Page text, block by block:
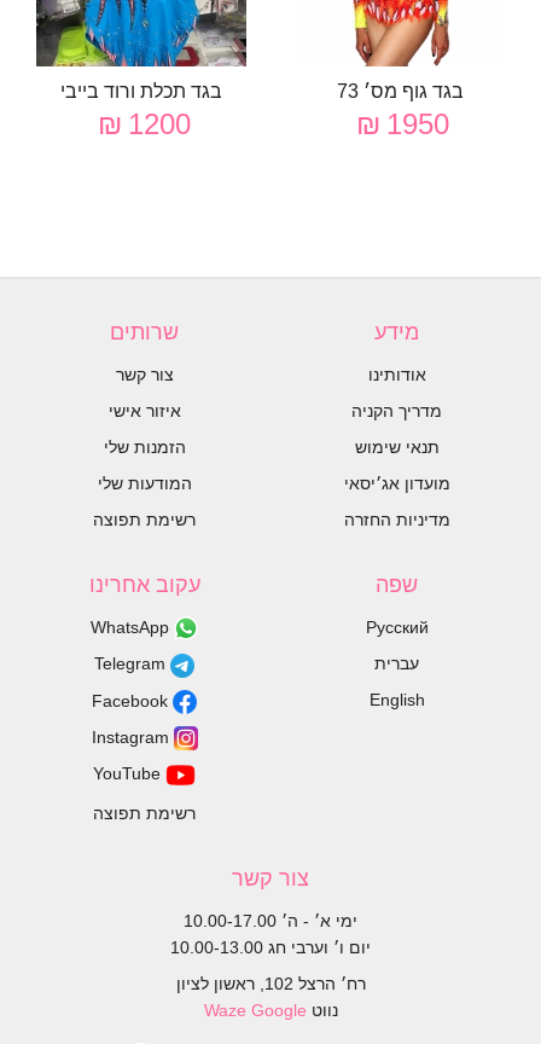
בגד גוף מס׳ 73
1950 ₪
בגד תכלת ורוד בייבי
1200 ₪
מידע
אודותינו
מדריך הקניה
תנאי שימוש
מועדון אג׳יסאי
מדיניות החזרה
שרותים
צור קשר
איזור אישי
הזמנות שלי
המודעות שלי
רשימת תפוצה
שפה
Русский
עברית
English
עקוב אחרינו
רשימת תפוצה
צור קשר
ימי א׳ - ה׳ 10.00-17.00
יום ו׳ וערבי חג 10.00-13.00
רח׳ הרצל 102, ראשון לציון
נווט
Waze Google